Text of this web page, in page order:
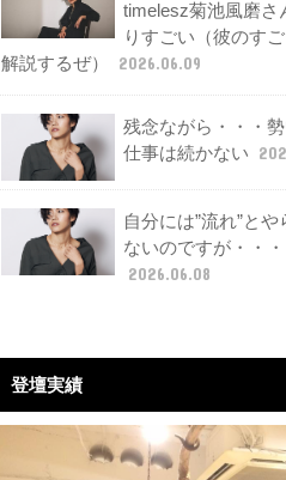
timelesz菊池風磨さ
りすごい（彼のす
解説するぜ）
2026.06.09
残念ながら・・・
仕事は続かない
自分には”流れ”と
ないのですが・・
2026.06.08
登壇実績